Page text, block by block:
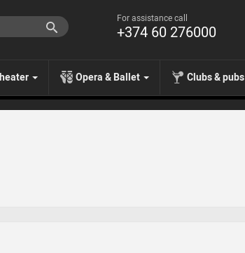
For assistance call
+374 60 276000
Opera & Ballet Clubs & pubs